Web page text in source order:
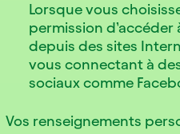
Lorsque vous
permission
depuis des sites
vous connectant à
sociaux comme
Vos renseignements